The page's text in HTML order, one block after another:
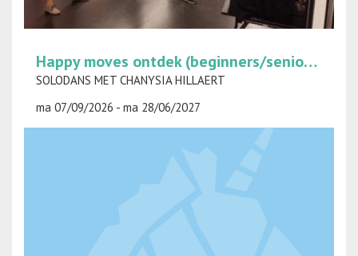
Happy moves ontdek (beginners/senioren) op maandag
SOLODANS MET CHANYSIA HILLAERT
ma 07/09/2026 - ma 28/06/2027